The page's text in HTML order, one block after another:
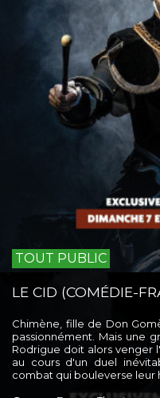
TOUT PUBLIC
LE CID (COMÉDIE-
Chimène, fille de Don
passionnément. Mais une
Rodrigue doit alors venger
au cours d'un duel
combat qui bouleverse leur